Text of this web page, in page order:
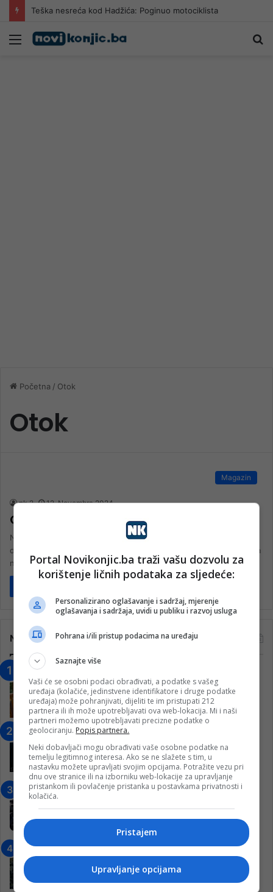
Teška nesreća kod Hadžića: Poginuo motociklista
Meni
Početna / Otok
Otok
Magazin
nk 2 12. Novembra 2024.
Ovo je najusamljenija kuća na svijetu
Napuštena kuća na udaljenom islandskom otočiću Elliðaey već
desetljećima budi znatiželju avanturista. Naime, kuća je smještena
na otoku Elliðaey, koji…
Najčitanije
– Konjic je u posljednje 22 godine imao
25 ​​stipendista
15. Februara 2023.
Nogometaši Igmana iznenadili
Konjičanke cvijećem i besplatnim
ulazom na utakmicu
7. Marta 2025.
Jablanica: “Budi mi prijatelj” –
inkluzivnog centra!
9. Jula 2024.
Neretva zavijena u crno
Portal Novikonjic.ba traži vašu dozvolu za
korištenje ličnih podataka za sljedeće:
Personalizirano oglašavanje i sadržaj, mjerenje
oglašavanja i sadržaja, uvidi u publiku i razvoj usluga
Pohrana i/ili pristup podacima na uređaju
Saznajte više
Vaši će se osobni podaci obrađivati, a podatke s vašeg
uređaja (kolačiće, jedinstvene identifikatore i druge podatke
uređaja) može pohranjivati, dijeliti te im pristupati 212
partnera ili ih može upotrebljavati ova web-lokacija. Mi i naši
partneri možemo upotrebljavati precizne podatke o
geolociranju. Popis partnera.
Neki dobavljači mogu obrađivati vaše osobne podatke na
temelju legitimnog interesa. Ako se ne slažete s tim, u
nastavku možete upravljati svojim opcijama. Potražite vezu pri
dnu ove stranice ili na izborniku web-lokacije za upravljanje
pristankom ili povlačenje pristanka u postavkama privatnosti i
kolačića.
Pristajem
Upravljanje opcijama